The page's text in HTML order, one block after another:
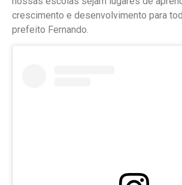
crescimento e desenvolvimento para
prefeito Fernando.